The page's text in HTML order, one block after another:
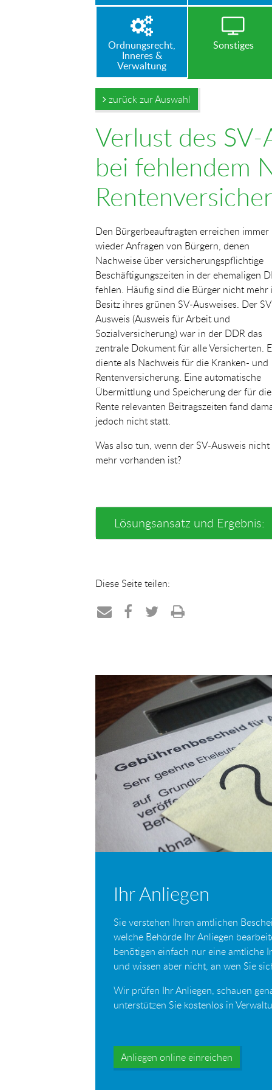
Ordnungsrecht,
Inneres &
Verwaltung
Sonstiges
zurück zur Auswahl
Verlust des
bei fehlendem
Den Bürgerbeauftragten erreichen immer
wieder Anfragen von Bürgern, denen
Nachweise über versicherungspflichtige
Beschäftigungszeiten in der ehemaligen
fehlen. Häufig sind die Bürger nicht mehr
Besitz ihres grünen SV-Ausweises. Der
Ausweis (Ausweis für Arbeit und
Sozialversicherung) war in der DDR das
zentrale Dokument für alle Versicherten.
diente als Nachweis für die Kranken- und
Rentenversicherung. Eine automatische
Übermittlung und Speicherung der für die
Rente relevanten Beitragszeiten fand
jedoch nicht statt.
Was also tun, wenn der SV-Ausweis nicht
mehr vorhanden ist?
Lösungsansatz und Ergebnis:
Diese Seite teilen:
E-
Mail
Facebook
Twitter
Ihr Anliegen
Sie verstehen Ihren amtlichen
welche Behörde Ihr Anliegen
benötigen einfach nur eine amtliche
und wissen aber nicht, an wen Sie
Wir prüfen Ihr Anliegen, schauen
unterstützen Sie kostenlos in
Anliegen online einreichen